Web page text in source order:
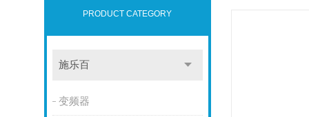
PRODUCT CATEGORY
施乐百
变频器